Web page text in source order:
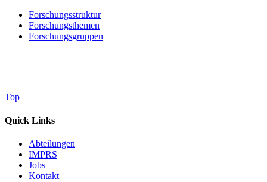
Forschungsstruktur
Forschungsthemen
Forschungsgruppen
Top
Quick Links
Abteilungen
IMPRS
Jobs
Kontakt